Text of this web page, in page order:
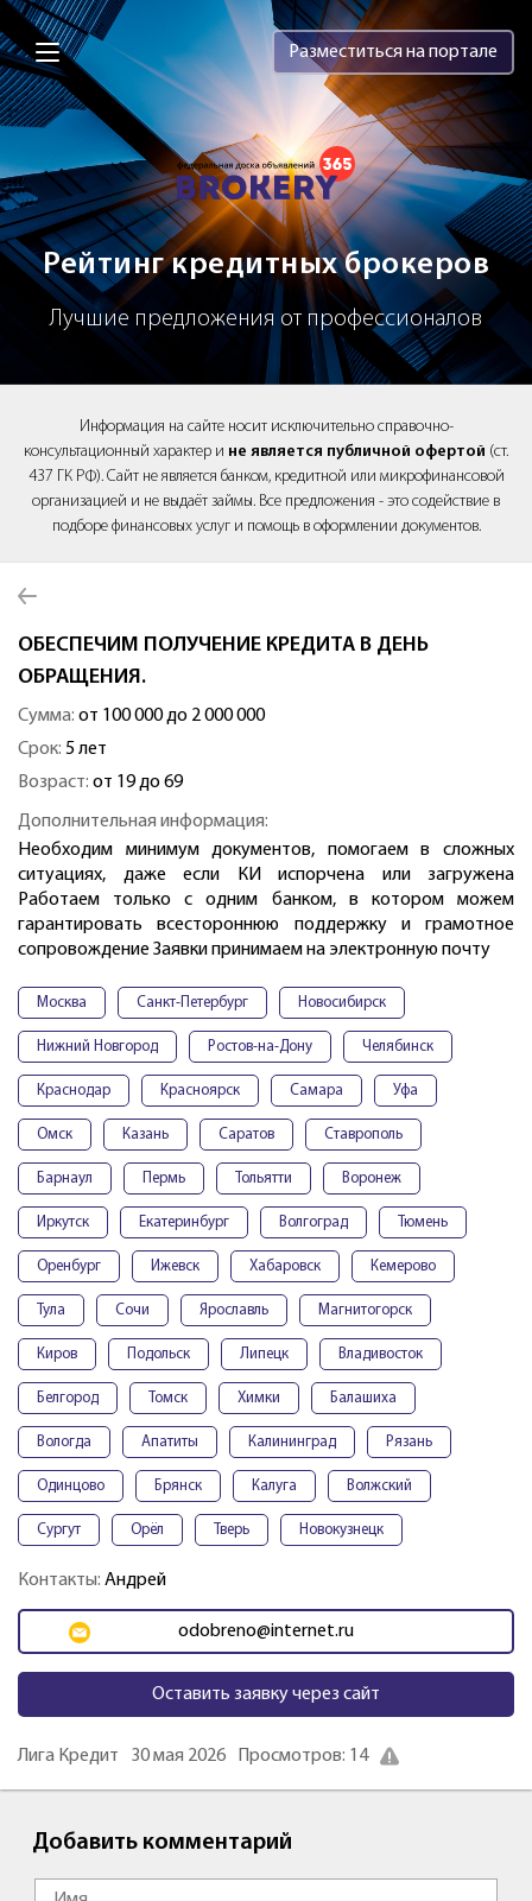
Brokery365 - Рейтинг кредитных
Разместиться на портале
Рейтинг кредитных брокеров
Лучшие предложения от профессионалов
Информация на сайте носит исключительно справочно-
консультационный характер и не является публичной офертой (ст.
437 ГК РФ). Сайт не является банком, кредитной или микрофинансовой
организацией и не выдаёт займы. Все предложения - это содействие в
подборе финансовых услуг и помощь в оформлении документов.
ОБЕСПЕЧИМ ПОЛУЧЕНИЕ КРЕДИТА В ДЕНЬ
ОБРАЩЕНИЯ.
Сумма: от 100 000 до 2 000 000
Срок: 5 лет
Возраст: от 19 до 69
Дополнительная информация:
Необходим минимум документов, помогаем в сложных
ситуациях, даже если КИ испорчена или загружена
Работаем только с одним банком, в котором можем
гарантировать всестороннюю поддержку и грамотное
сопровождение Заявки принимаем на электронную почту
Москва Санкт-Петербург Новосибирск
Нижний Новгород Ростов-на-Дону Челябинск
Краснодар Красноярск Самара Уфа
Омск Казань Саратов Ставрополь
Барнаул Пермь Тольятти Воронеж
Иркутск Екатеринбург Волгоград Тюмень
Оренбург Ижевск Хабаровск Кемерово
Тула Сочи Ярославль Магнитогорск
Киров Подольск Липецк Владивосток
Белгород Томск Химки Балашиха
Вологда Апатиты Калининград Рязань
Одинцово Брянск Калуга Волжский
Сургут Орёл Тверь Новокузнецк
Контакты: Андрей
odobreno@internet.ru
Оставить заявку через сайт
Лига Кредит 30 мая 2026 Просмотров: 14
Добавить комментарий